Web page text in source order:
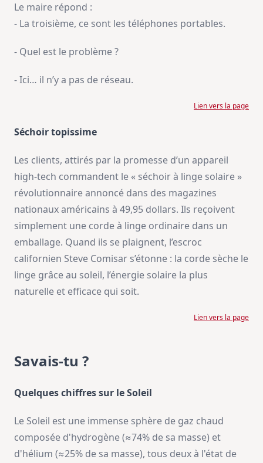
Le maire répond :
- La troisième, ce sont les téléphones portables.
- Quel est le problème ?
- Ici… il n’y a pas de réseau.
Lien vers la page
Séchoir topissime
Les clients, attirés par la promesse d’un appareil
high-tech commandent le « séchoir à linge solaire »
révolutionnaire annoncé dans des magazines
nationaux américains à 49,95 dollars. Ils reçoivent
simplement une corde à linge ordinaire dans un
emballage. Quand ils se plaignent, l’escroc
californien Steve Comisar s’étonne : la corde sèche le
linge grâce au soleil, l’énergie solaire la plus
naturelle et efficace qui soit.
Lien vers la page
Savais-tu ?
Quelques chiffres sur le Soleil
Le Soleil est une immense sphère de gaz chaud
composée d'hydrogène (≈74% de sa masse) et
d'hélium (≈25% de sa masse), tous deux à l'état de